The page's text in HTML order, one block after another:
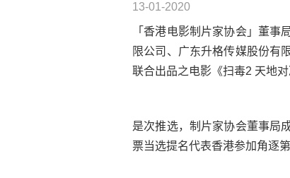
13-01-2020
「香港电影制片家协会」董
限公司、广东升格传媒股份有
联合出品之电影《扫毒2 天地
是次推选，制片家协会董事局
票当选提名代表香港参加角逐